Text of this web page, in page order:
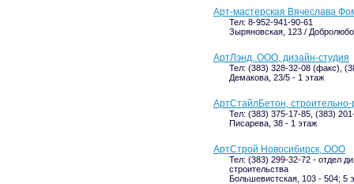
Арт-мастерская Вячеслава
Тел: 8-952-941-90-61
Зыряновская, 123 /
АртЛэнд, ООО, дизайн-студия
Тел: (383) 328-32-08 (факс),
Демакова, 23/5 - 1 этаж
АртСтайлБетон,
Тел: (383) 375-17-85, (383)
Писарева, 38 - 1 этаж
АртСтрой Новосибирск, ООО
Тел: (383) 299-32-72 - отдел
строительства
Большевистская, 103 - 504; 5